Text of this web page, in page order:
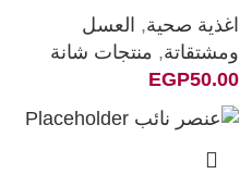
اغذية صحية, العسل
ومشتقاتة, منتجات شانة
EGP50.00